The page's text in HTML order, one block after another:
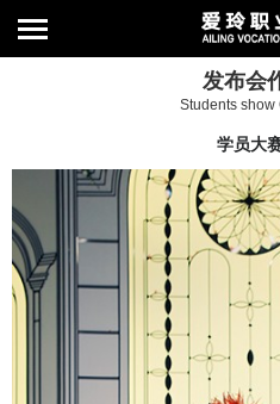
发布会
Students show
学员大